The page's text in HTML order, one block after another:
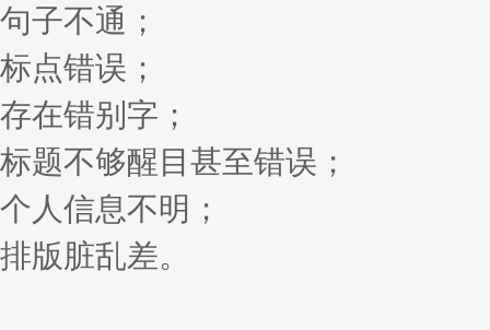
句子不通；
标点错误；
存在错别字；
标题不够醒目甚至错误；
个人信息不明；
排版脏乱差。